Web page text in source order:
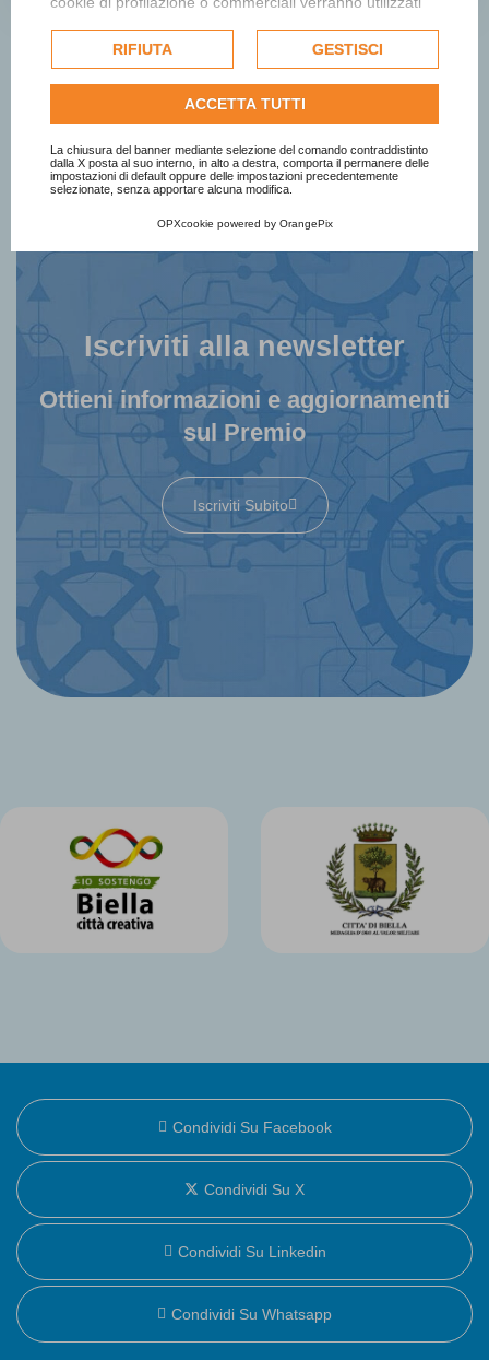
dell'utente e, se consentito, potrebbero essere utilizzati
per personalizzare gli annunci pubblicitari. Per ulteriori
informazioni su come Google utilizza i dati raccolti,
politica sulla privacy di Google
Consulta l'informativa cookie completa.
RIFIUTA GESTISCI
ACCETTA TUTTI
La chiusura del banner mediante selezione del comando contraddistinto
dalla X posta al suo interno, in alto a destra, comporta il permanere delle
impostazioni di default oppure delle impostazioni precedentemente
selezionate, senza apportare alcuna modifica.
OPXcookie powered by OrangePix
Iscriviti alla newsletter
Ottieni informazioni e aggiornamenti
sul Premio
Iscriviti Subito
Condividi Su Facebook
Condividi Su X
Condividi Su Linkedin
Condividi Su Whatsapp